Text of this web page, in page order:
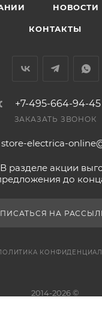
НОВОСТИ
КОНТАКТЫ
+7-495-664-94-45
ЗАКАЗАТЬ ЗВОНОК
store-electrica-
В разделе акции
до
НА
2014-2026 ©